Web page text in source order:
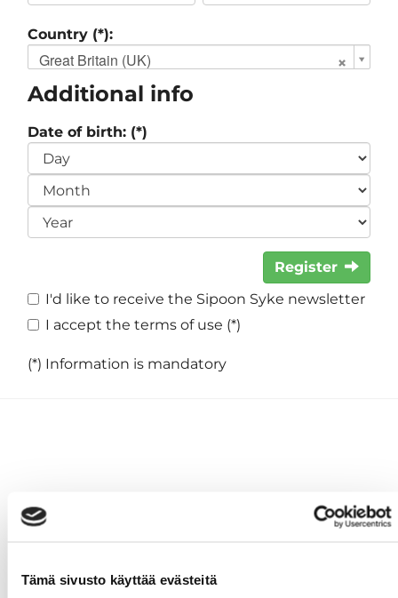
Tämä sivusto käyttää evästeitä
Country (*):
Great Britain (UK)
Additional info
Date of birth: (*)
Register
I'd like to receive the Sipoon Syke newsletter
I accept the terms of use (*)
(*) Information is mandatory